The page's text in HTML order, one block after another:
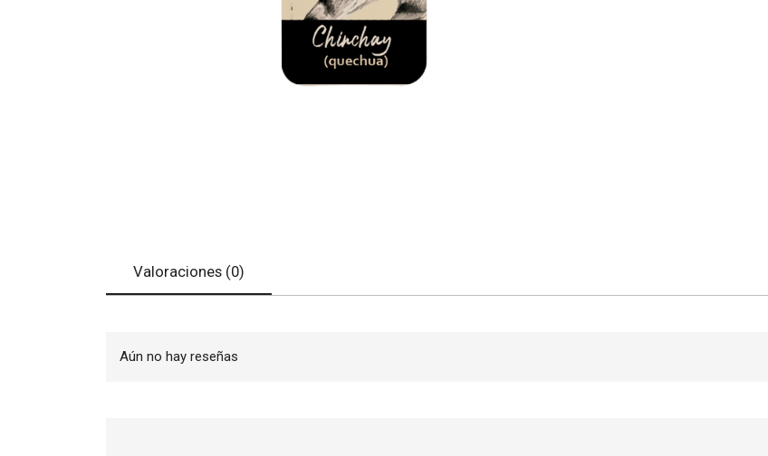
Valoraciones (0)
Aún no hay reseñas